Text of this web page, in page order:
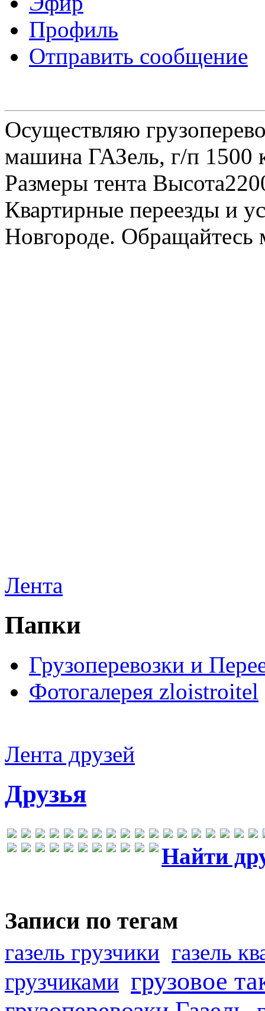
Профиль
Отправить сообщение
Осуществляю
машина ГАЗель, г/п 1500
Размеры тента
Квартирные переезды и
Новгороде.
Лента
Папки
Грузоперевозки и
Фотогалерея zloistroitel
Лента друзей
Друзья
Найти
Записи по тегам
газель грузчики газель
грузчиками грузовое